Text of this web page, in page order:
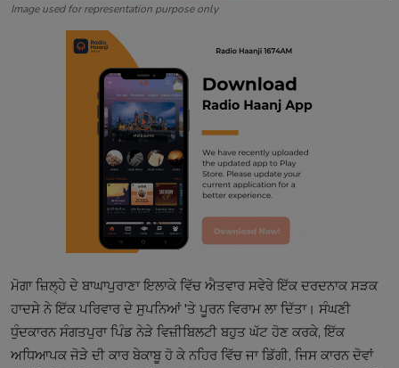
Image used for representation purpose only
ਮੋਗਾ ਜ਼ਿਲ੍ਹੇ ਦੇ ਬਾਘਾਪੁਰਾਣਾ ਇਲਾਕੇ ਵਿੱਚ ਐਤਵਾਰ ਸਵੇਰੇ ਇੱਕ ਦਰਦਨਾਕ ਸੜਕ
ਹਾਦਸੇ ਨੇ ਇੱਕ ਪਰਿਵਾਰ ਦੇ ਸੁਪਨਿਆਂ 'ਤੇ ਪੂਰਨ ਵਿਰਾਮ ਲਾ ਦਿੱਤਾ। ਸੰਘਣੀ
ਧੁੰਦਕਾਰਨ ਸੰਗਤਪੁਰਾ ਪਿੰਡ ਨੇੜੇ ਵਿਜ਼ੀਬਿਲਟੀ ਬਹੁਤ ਘੱਟ ਹੋਣ ਕਰਕੇ, ਇੱਕ
ਅਧਿਆਪਕ ਜੋੜੇ ਦੀ ਕਾਰ ਬੇਕਾਬੂ ਹੋ ਕੇ ਨਹਿਰ ਵਿੱਚ ਜਾ ਡਿੱਗੀ, ਜਿਸ ਕਾਰਨ ਦੋਵਾਂ